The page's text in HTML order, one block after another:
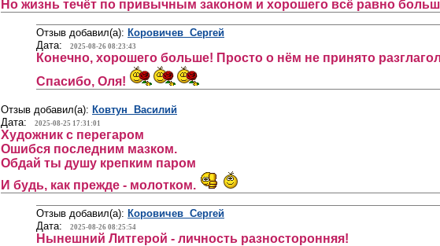
Но жизнь течёт по привычным законом и хорошего всё равно
Отзыв добавил(а): Коровичев Сергей
Дата:
2025-08-26 08:23:43
Конечно, хорошего больше! Просто о нём не принято
Спасибо, Оля!
Отзыв добавил(а): Ковтун Василий
Дата:
2025-08-25 17:31:01
Художник с перегаром
Ошибся последним мазком.
Обдай ты душу крепким паром
И будь, как прежде - молотком.
Отзыв добавил(а): Коровичев Сергей
Дата:
2025-08-26 08:25:54
Нынешний Литгерой - личность разносторонняя!